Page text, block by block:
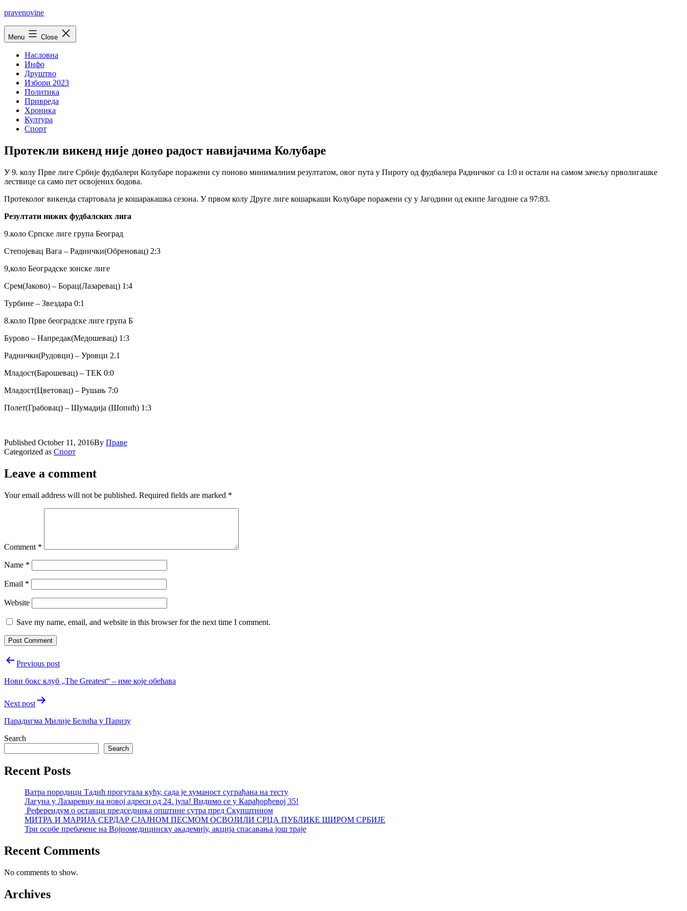
Skip
pravenovine
Menu Close
Насловна
Инфо
Друштво
Избори 2023
Политика
Привреда
Хроника
Култура
Спорт
Протекли викенд није донео радост навијачима Колубаре
У 9. колу Прве лиге Србије фудбалери Колубаре поражени су поново минималним резултатом, овог пута у Пироту од фудбалера Радничког са 1:0 и остали на самом зачељу прволигашке
лествице са само пет освојених бодова.
Протеколог викенда стартовала је кошаракашка сезона. У првом колу Друге лиге кошаркаши Колубаре поражени су у Јагодини од екипе Јагодине са 97:83.
Резултати нижих фудбалских лига
9.коло Српске лиге група Београд
Степојевац Вага – Раднички(Обреновац) 2:3
9,коло Београдске зонске лиге
Срем(Јаково) – Борац(Лазаревац) 1:4
Турбине – Звездара 0:1
8.коло Прве београдске лиге група Б
Бурово – Напредак(Медошевац) 1:3
Раднички(Рудовци) – Уровци 2.1
Младост(Барошевац) – ТЕК 0:0
Младост(Цветовац) – Рушањ 7:0
Полет(Грабовац) – Шумадија (Шопић) 1:3
Published October 11, 2016By Праве
Categorized as Спорт
Leave a comment
Your email address will not be published. Required fields are marked *
Comment *
Name *
Email *
Website
Save my name, email, and website in this browser for the next time I comment.
PostPrevious post
Нови бокс клуб „The Greatest“ – име које обећава
Next post
Парадигма Милије Белића у Паризу
Search
Search
Recent Posts
Ватра породици Тадић прогутала кућу, сада је хуманост суграђана на тесту
Лагуна у Лазаревцу на новој адреси од 24. јула! Видимо се у Карађорђевој 35!
Референдум о оставци председника општине сутра пред Скупштином
МИТРА И МАРИЈА СЕРДАР СЈАЈНОМ ПЕСМОМ ОСВОЈИЛИ СРЦА ПУБЛИКЕ ШИРОМ СРБИЈЕ
Три особе пребачене на Војномедицинску академију, акција спасавања још траје
Recent Comments
No comments to show.
Archives